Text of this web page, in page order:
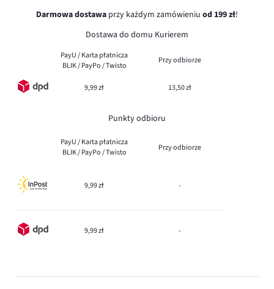
Darmowa dostawa przy każdym zamówieniu od 199 zł!
Dostawa do domu Kurierem
PayU / Karta płatnicza
BLIK / PayPo / Twisto
Przy odbiorze
9,99 zł 13,50 zł
Punkty odbioru
PayU / Karta płatnicza
BLIK / PayPo / Twisto
Przy odbiorze
9,99 zł -
9,99 zł -